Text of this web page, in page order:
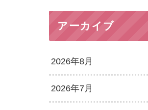
アーカイブ
2026年8月
2026年7月